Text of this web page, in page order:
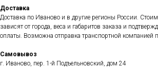
Доставка
Доставка по Иваново и в другие регионы России.
зависят от города, веса и габаритов заказа и
оплаты. Возможна отправка транспортной компанией
Самовывоз
г. Иваново, пер. 1-й Подъельновский, дом 24